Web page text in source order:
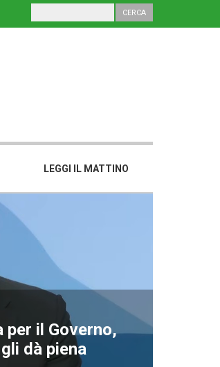
LEGGI IL MATTINO
per il Governo,
dà piena